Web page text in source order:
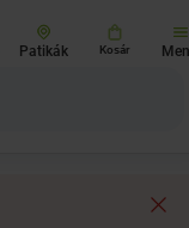
Patikák Kosár